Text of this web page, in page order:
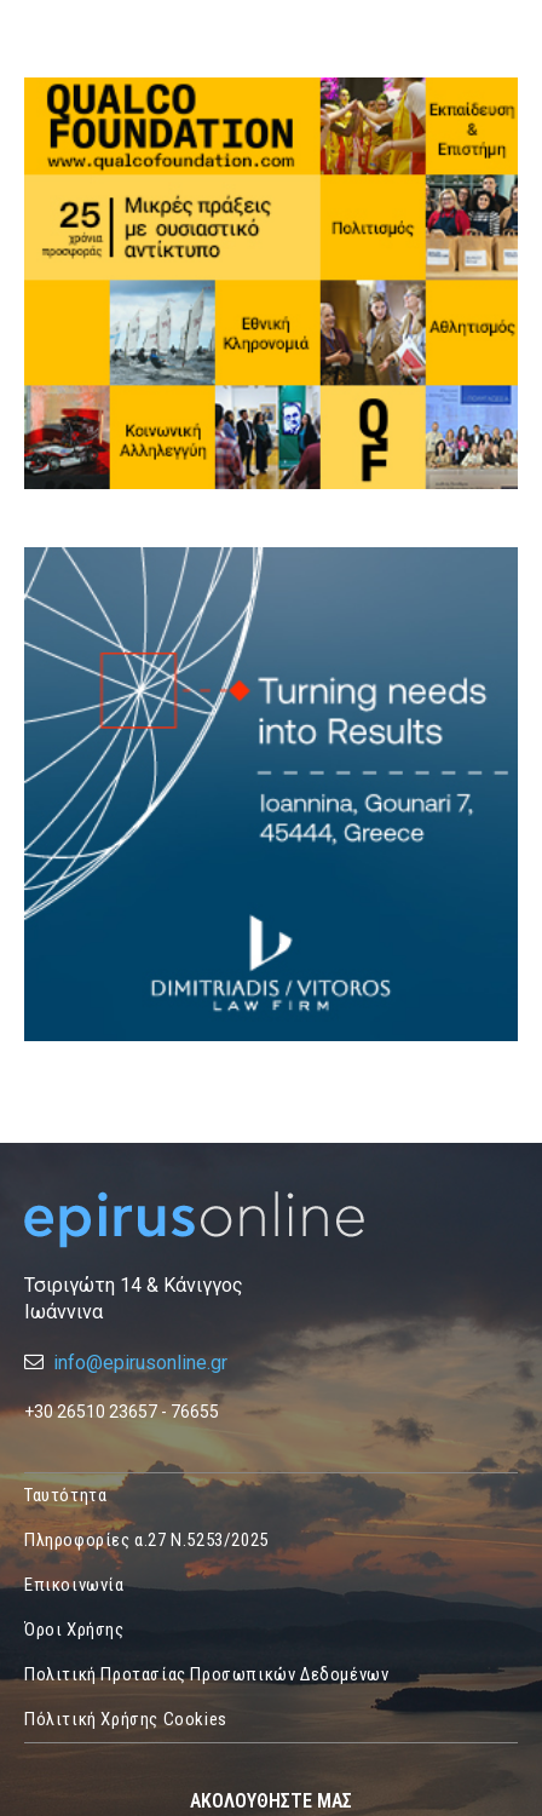
Τσιριγώτη 14 & Κάνιγγος
Ιωάννινα
info@epirusonline.gr
+30 26510 23657 - 76655
Ταυτότητα
Πληροφορίες α.27 Ν.5253/2025
Επικοινωνία
Όροι Χρήσης
Πολιτική Προτασίας Προσωπικών Δεδομένων
Πόλιτική Χρήσης Cookies
ΑΚΟΛΟΥΘΗΣΤΕ ΜΑΣ